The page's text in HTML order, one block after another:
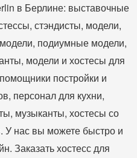
в Берлине: выставочные
стэндисты, модели,
подиумные модели,
модели и хостесы для
постройки и
персонал для кухни,
музыканты, хостесы со
У нас вы можете быстро и
Заказать хостесс для